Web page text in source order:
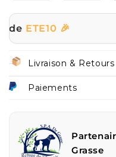
🎉 ☀️ |
Livraison & Retours
Paiements
Grasse